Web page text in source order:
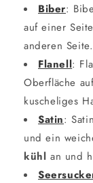
Biber:
auf einer
anderen
Flanell:
Oberfläche
kuscheliges
Satin:
und ein
kühl an und